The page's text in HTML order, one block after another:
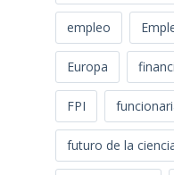
empleo
Europa
FPI
futuro de la